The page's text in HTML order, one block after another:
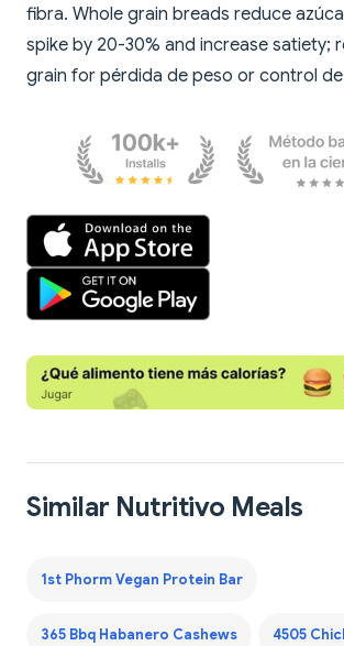
fibra. Whole grain breads reduce
spike by 20-30% and increase satiety;
grain for pérdida de peso or control
Similar Nutritivo Meals
1st Phorm Vegan Protein Bar
365 Bbq Habanero Cashews 4505